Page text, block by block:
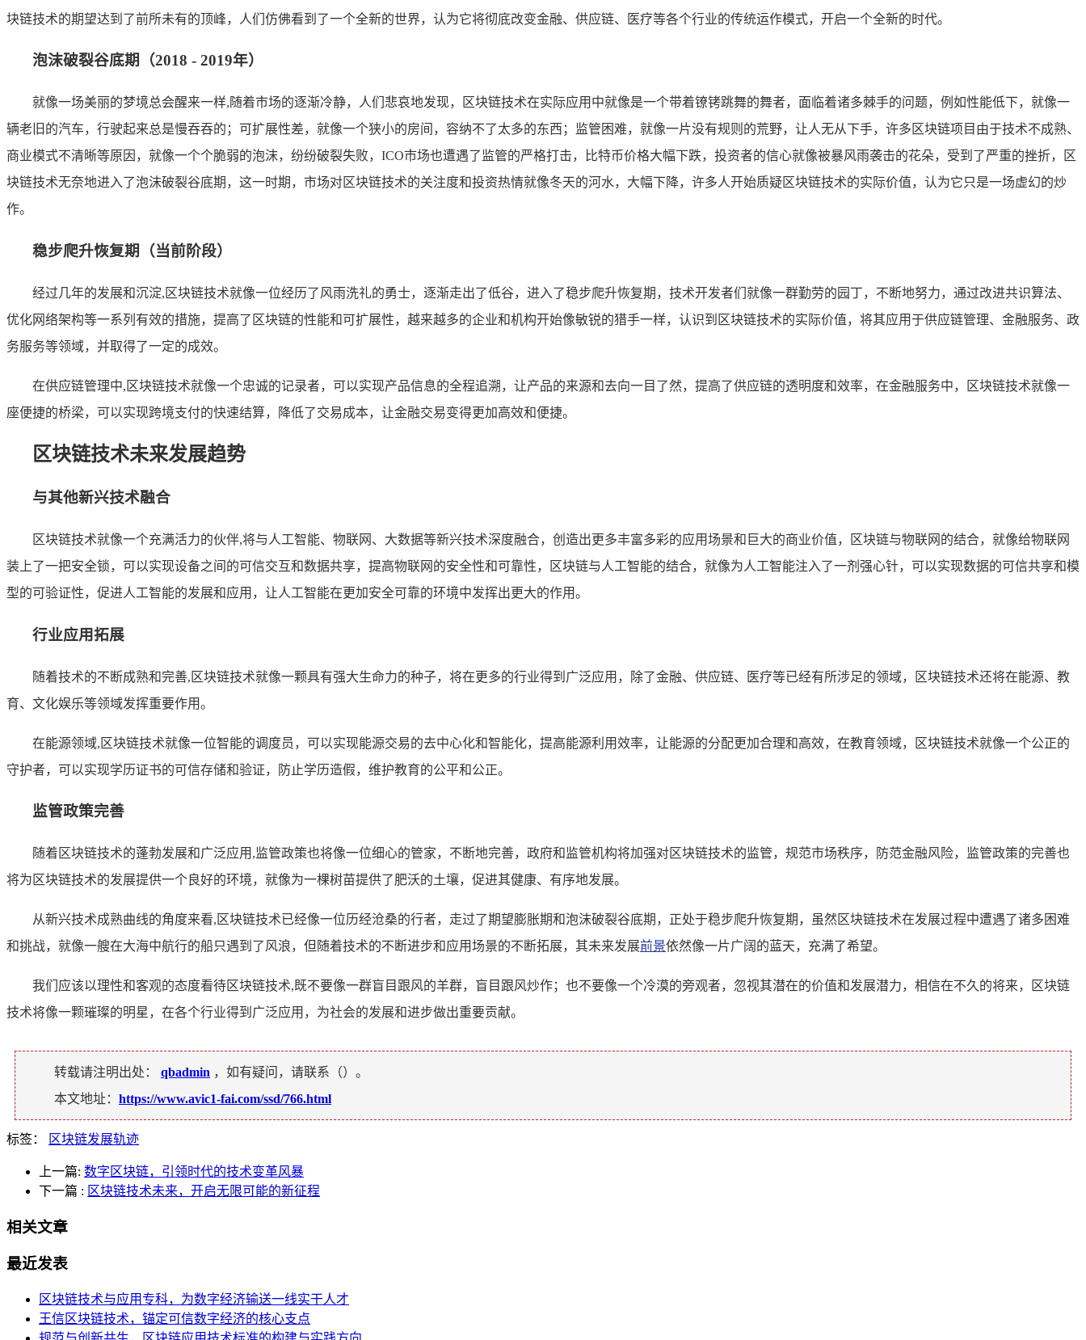
块链技术的期望达到了前所未有的顶峰，人们仿佛看到了一个全新的世界，认为它将彻底改变金融、供应链、医疗等各个行业的传统运作模式，开启一个全新的时代。
泡沫破裂谷底期（2018 - 2019年）
就像一场美丽的梦境总会醒来一样,随着市场的逐渐冷静，人们悲哀地发现，区块链技术在实际应用中就像是一个带着镣铐跳舞的舞者，面临着诸多棘手的问题，例如性能低下，就像一
辆老旧的汽车，行驶起来总是慢吞吞的；可扩展性差，就像一个狭小的房间，容纳不了太多的东西；监管困难，就像一片没有规则的荒野，让人无从下手，许多区块链项目由于技术不成熟、
商业模式不清晰等原因，就像一个个脆弱的泡沫，纷纷破裂失败，ICO市场也遭遇了监管的严格打击，比特币价格大幅下跌，投资者的信心就像被暴风雨袭击的花朵，受到了严重的挫折，区
块链技术无奈地进入了泡沫破裂谷底期，这一时期，市场对区块链技术的关注度和投资热情就像冬天的河水，大幅下降，许多人开始质疑区块链技术的实际价值，认为它只是一场虚幻的炒
作。
稳步爬升恢复期（当前阶段）
经过几年的发展和沉淀,区块链技术就像一位经历了风雨洗礼的勇士，逐渐走出了低谷，进入了稳步爬升恢复期，技术开发者们就像一群勤劳的园丁，不断地努力，通过改进共识算法、
优化网络架构等一系列有效的措施，提高了区块链的性能和可扩展性，越来越多的企业和机构开始像敏锐的猎手一样，认识到区块链技术的实际价值，将其应用于供应链管理、金融服务、政
务服务等领域，并取得了一定的成效。
在供应链管理中,区块链技术就像一个忠诚的记录者，可以实现产品信息的全程追溯，让产品的来源和去向一目了然，提高了供应链的透明度和效率，在金融服务中，区块链技术就像一
座便捷的桥梁，可以实现跨境支付的快速结算，降低了交易成本，让金融交易变得更加高效和便捷。
区块链技术未来发展趋势
与其他新兴技术融合
区块链技术就像一个充满活力的伙伴,将与人工智能、物联网、大数据等新兴技术深度融合，创造出更多丰富多彩的应用场景和巨大的商业价值，区块链与物联网的结合，就像给物联网
装上了一把安全锁，可以实现设备之间的可信交互和数据共享，提高物联网的安全性和可靠性，区块链与人工智能的结合，就像为人工智能注入了一剂强心针，可以实现数据的可信共享和模
型的可验证性，促进人工智能的发展和应用，让人工智能在更加安全可靠的环境中发挥出更大的作用。
行业应用拓展
随着技术的不断成熟和完善,区块链技术就像一颗具有强大生命力的种子，将在更多的行业得到广泛应用，除了金融、供应链、医疗等已经有所涉足的领域，区块链技术还将在能源、教
育、文化娱乐等领域发挥重要作用。
在能源领域,区块链技术就像一位智能的调度员，可以实现能源交易的去中心化和智能化，提高能源利用效率，让能源的分配更加合理和高效，在教育领域，区块链技术就像一个公正的
守护者，可以实现学历证书的可信存储和验证，防止学历造假，维护教育的公平和公正。
监管政策完善
随着区块链技术的蓬勃发展和广泛应用,监管政策也将像一位细心的管家，不断地完善，政府和监管机构将加强对区块链技术的监管，规范市场秩序，防范金融风险，监管政策的完善也
将为区块链技术的发展提供一个良好的环境，就像为一棵树苗提供了肥沃的土壤，促进其健康、有序地发展。
从新兴技术成熟曲线的角度来看,区块链技术已经像一位历经沧桑的行者，走过了期望膨胀期和泡沫破裂谷底期，正处于稳步爬升恢复期，虽然区块链技术在发展过程中遭遇了诸多困难
和挑战，就像一艘在大海中航行的船只遇到了风浪，但随着技术的不断进步和应用场景的不断拓展，其未来发展前景依然像一片广阔的蓝天，充满了希望。
我们应该以理性和客观的态度看待区块链技术,既不要像一群盲目跟风的羊群，盲目跟风炒作；也不要像一个冷漠的旁观者，忽视其潜在的价值和发展潜力，相信在不久的将来，区块链
技术将像一颗璀璨的明星，在各个行业得到广泛应用，为社会的发展和进步做出重要贡献。
转载请注明出处： qbadmin ，如有疑问，请联系（）。
本文地址： https://www.avic1-fai.com/ssd/766.html
标签： 区块链发展轨迹
上一篇: 数字区块链，引领时代的技术变革风暴
下一篇 : 区块链技术未来，开启无限可能的新征程
相关文章
最近发表
区块链技术与应用专科，为数字经济输送一线实干人才
王信区块链技术，锚定可信数字经济的核心支点